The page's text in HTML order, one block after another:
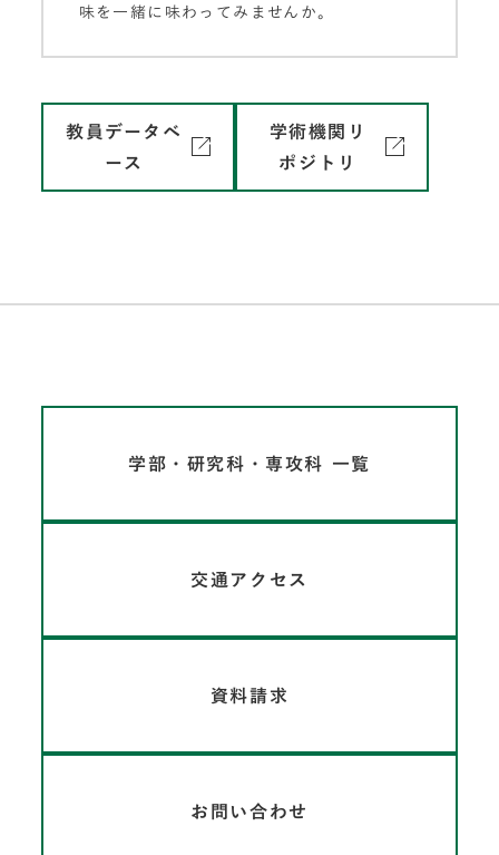
味を一緒に味わってみませんか。
教員データベ
ース
学術機関リ
ポジトリ
学部・研究科・専攻科 一覧
交通アクセス
資料請求
お問い合わせ